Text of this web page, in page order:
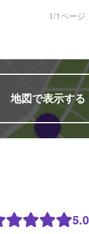
1/1ページ
地図で表示する